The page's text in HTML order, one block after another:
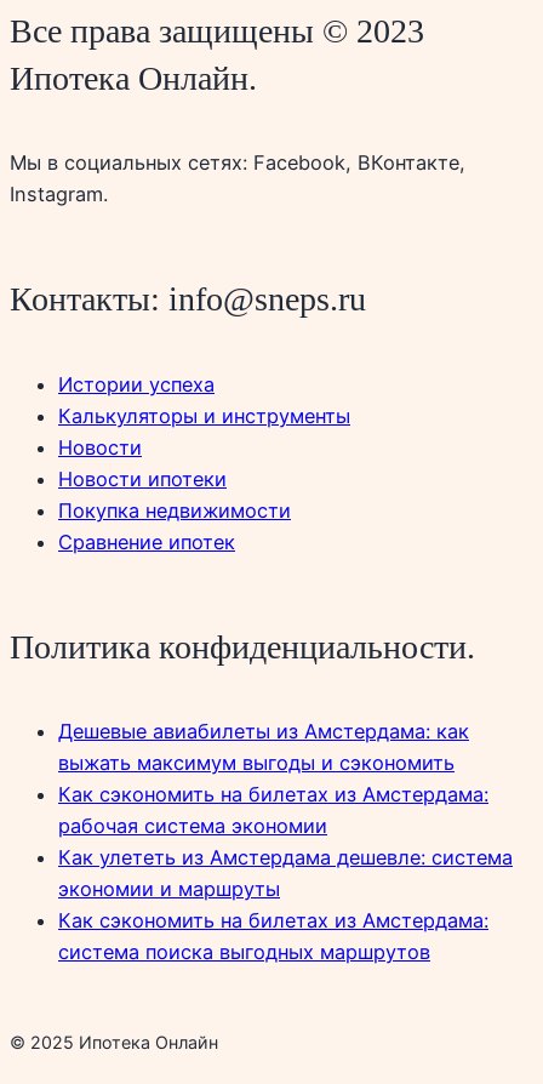
Все права защищены © 2023
Ипотека Онлайн.
Мы в социальных сетях: Facebook, ВКонтакте,
Instagram.
Контакты: info@sneps.ru
Истории успеха
Калькуляторы и инструменты
Новости
Новости ипотеки
Покупка недвижимости
Сравнение ипотек
Политика конфиденциальности.
Дешевые авиабилеты из Амстердама: как
выжать максимум выгоды и сэкономить
Как сэкономить на билетах из Амстердама:
рабочая система экономии
Как улететь из Амстердама дешевле: система
экономии и маршруты
Как сэкономить на билетах из Амстердама:
система поиска выгодных маршрутов
© 2025 Ипотека Онлайн